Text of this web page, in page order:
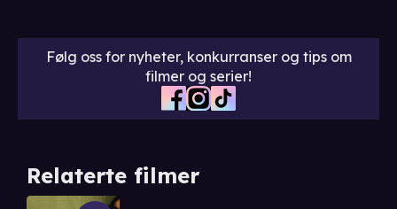
Følg oss for nyheter, konkurranser og tips om
filmer og serier!
Relaterte filmer